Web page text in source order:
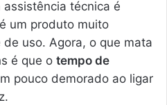
técnica é
um produto muito
uso. Agora, o que mata
é que o tempo de
pouco demorado ao ligar